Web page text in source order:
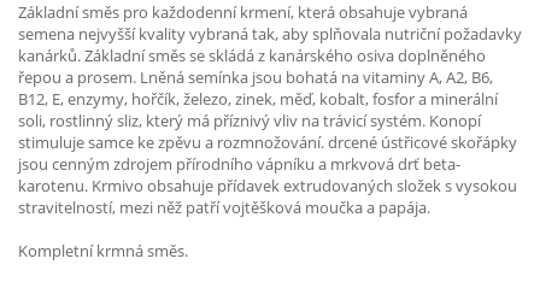
Základní směs pro každodenní krmení, která obsahuje vybraná
semena nejvyšší kvality vybraná tak, aby splňovala nutriční požadavky
kanárků. Základní směs se skládá z kanárského osiva doplněného
řepou a prosem. Lněná semínka jsou bohatá na vitaminy A, A2, B6,
B12, E, enzymy, hořčík, železo, zinek, měď, kobalt, fosfor a minerální
soli, rostlinný sliz, který má příznivý vliv na trávicí systém. Konopí
stimuluje samce ke zpěvu a rozmnožování. drcené ústřicové skořápky
jsou cenným zdrojem přírodního vápníku a mrkvová drť beta-
karotenu. Krmivo obsahuje přídavek extrudovaných složek s vysokou
stravitelností, mezi něž patří vojtěšková moučka a papája.
Kompletní krmná směs.